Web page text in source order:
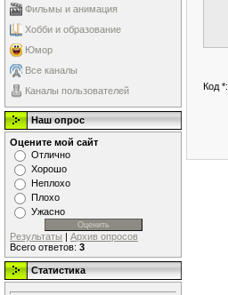
Фильмы и анимация
Хобби и образование
Юмор
Все каналы
Каналы пользователей
Наш опрос
Оцените мой сайт
Отлично
Хорошо
Неплохо
Плохо
Ужасно
Результаты | Архив опросов
Всего ответов: 3
Статистика
Код *: